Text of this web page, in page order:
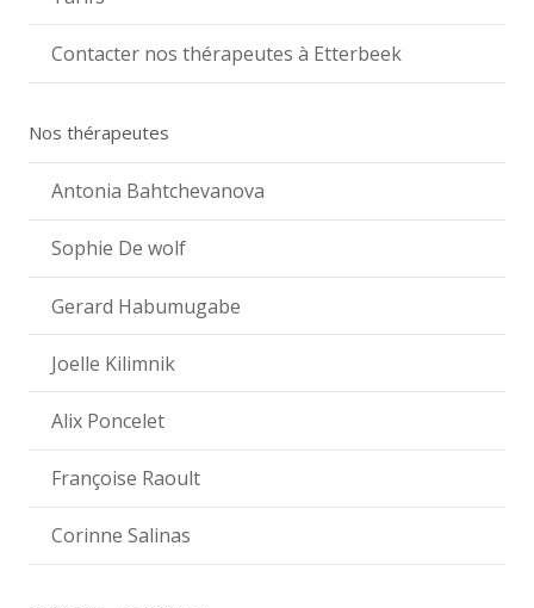
Contacter nos thérapeutes à Etterbeek
Nos thérapeutes
Antonia Bahtchevanova
Sophie De wolf
Gerard Habumugabe
Joelle Kilimnik
Alix Poncelet
Françoise Raoult
Corinne Salinas